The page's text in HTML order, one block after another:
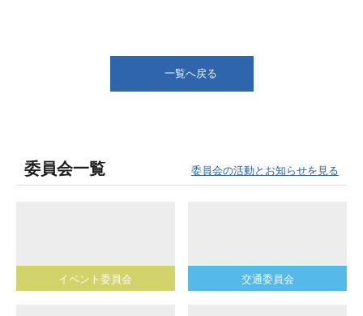
一覧へ戻る
委員会一覧 委員会の活動とお知らせを見る
イベント委員会 交通委員会